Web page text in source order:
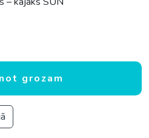
SUN-LOVER 9.6 PE daudzums
grozam